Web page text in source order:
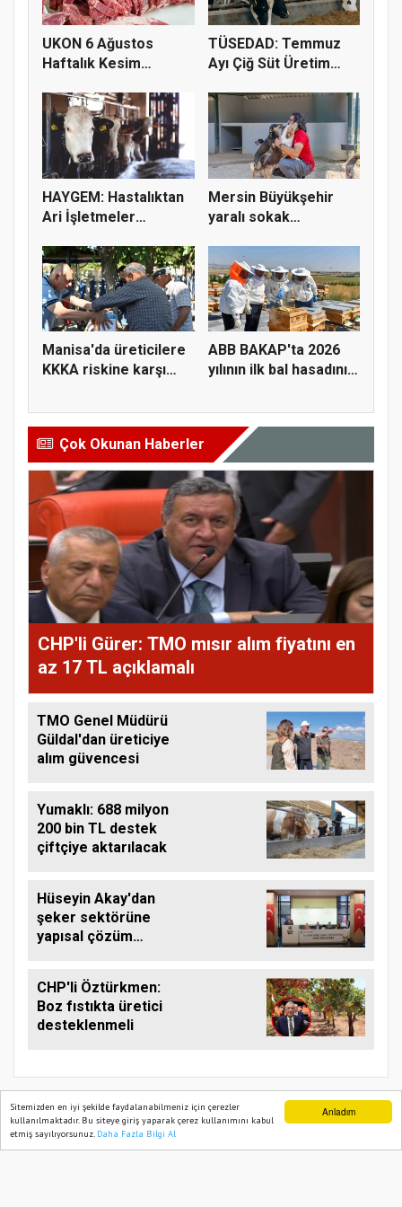
Anladım
Sitemizden en iyi şekilde faydalanabilmeniz için çerezler
kullanılmaktadır. Bu siteye giriş yaparak çerez kullanımını kabul
etmiş sayılıyorsunuz. Daha Fazla Bilgi Al
UKON 6 Ağustos
Haftalık Kesim
TÜSEDAD: Temmuz
Ayı Çiğ Süt Üretim
HAYGEM: Hastalıktan
Ari İşletmeler
Mersin Büyükşehir
yaralı sokak
Manisa'da üreticilere
KKKA riskine karşı
ABB BAKAP'ta 2026
yılının ilk bal hasadını
Çok Okunan Haberler
CHP'li Gürer: TMO mısır alım fiyatını en
az 17 TL açıklamalı
TMO Genel Müdürü
Güldal'dan üreticiye
alım güvencesi
Yumaklı: 688 milyon
200 bin TL destek
çiftçiye aktarılacak
Hüseyin Akay'dan
şeker sektörüne
yapısal çözüm
CHP'li Öztürkmen:
Boz fıstıkta üretici
desteklenmeli
TARIM PUSULASI
Ana Sayfa Web TV